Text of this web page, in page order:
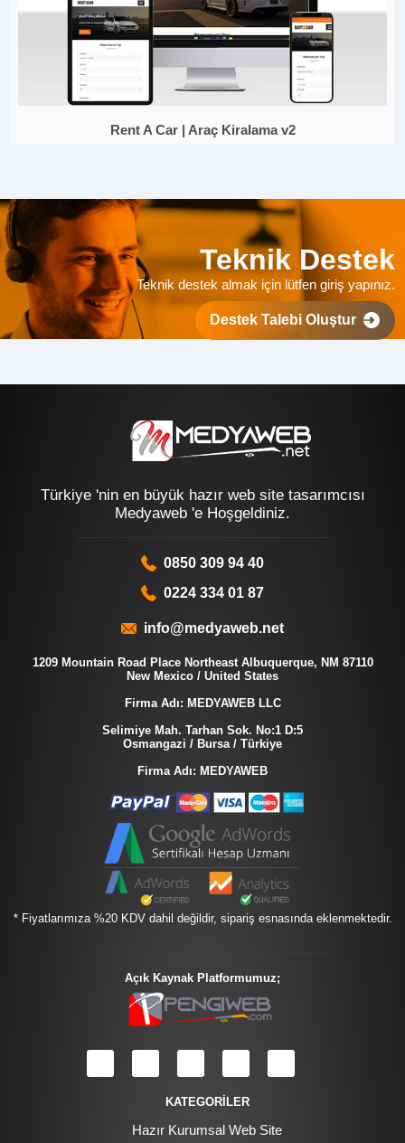
Rent A Car | Araç Kiralama v2
Teknik Destek
Teknik destek almak için lütfen giriş yapınız.
Destek Talebi Oluştur
Türkiye 'nin en büyük hazır web site tasarımcısı
Medyaweb 'e Hoşgeldiniz.
0850 309 94 40
0224 334 01 87
info@medyaweb.net
1209 Mountain Road Place Northeast Albuquerque, NM 87110
New Mexico / United States
Firma Adı: MEDYAWEB LLC
Selimiye Mah. Tarhan Sok. No:1 D:5
Osmangazi / Bursa / Türkiye
Firma Adı: MEDYAWEB
* Fiyatlarımıza %20 KDV dahil değildir, sipariş esnasında eklenmektedir.
Açık Kaynak Platformumuz;
KATEGORİLER
Hazır Kurumsal Web Site